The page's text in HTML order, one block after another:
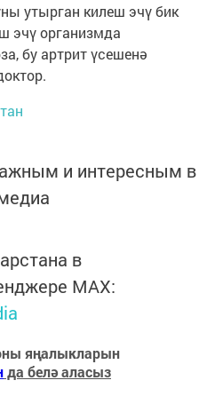
утырган килеш эчү бик
эчү организмда
бу артрит үсешенә
и интересным в
в
MАХ:
яңалыкларын
да белә аласыз